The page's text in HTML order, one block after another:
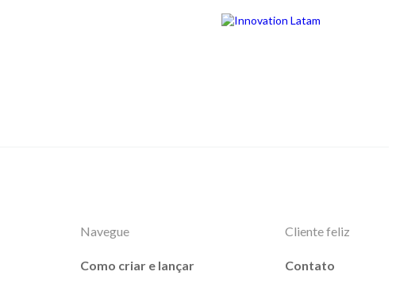
Navegue
Como criar e lançar
Cliente feliz
Contato